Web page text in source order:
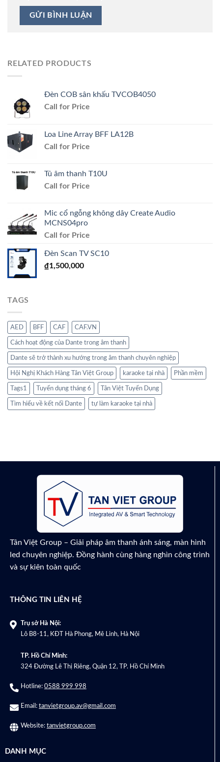
RELATED PRODUCTS
Đèn COB sân khấu TVCOB4050
Call for Price
Loa Line Array BFF LA12B
Call for Price
Tủ âm thanh T10U
Call for Price
Mic cổ ngỗng không dây Create Audio
MCNS04pro
Call for Price
Đèn Scan TV SC10
₫1,500,000
TAGS
AED BFF CAF CAF.VN
Cách hoạt động của Dante trong âm thanh
Dante sẽ trở thành xu hướng trong âm thanh chuyên nghiệp
Hội Nghị Khách Hàng Tân Việt Group karaoke tại nhà Phần mềm
Tags1 Tuyển dụng tháng 6 Tân Việt Tuyển Dụng
Tìm hiểu về kết nối Dante tự làm karaoke tại nhà
Tân Việt Group – Giải pháp âm thanh ánh sáng, màn hình
led chuyên nghiệp. Đồng hành cùng hàng nghìn công trình
và sự kiên toàn quốc
THÔNG TIN LIÊN HỆ
Trụ sở Hà Nội:
Lô B8-11, KĐT Hà Phong, Mê Linh, Hà Nội
TP. Hồ Chí Minh:
324 Đường Lê Thị Riêng, Quận 12, TP. Hồ Chí Minh
Hotline: 0588 999 998
Email: tanvietgroup.av@gmail.com
Website: tanvietgroup.com
DANH MỤC